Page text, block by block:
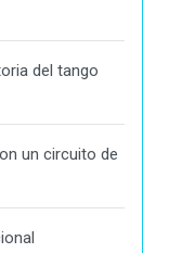
del tango
un circuito de